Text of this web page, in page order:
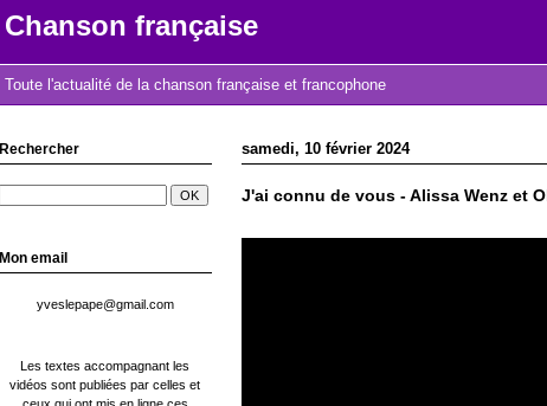
Chanson française
Toute l'actualité de la chanson française et francophone
Rechercher
Mon email
yveslepape@gmail.com
Les textes accompagnant les
vidéos sont publiées par celles et
samedi, 10 février 2024
J'ai connu de vous - Alissa Wenz et